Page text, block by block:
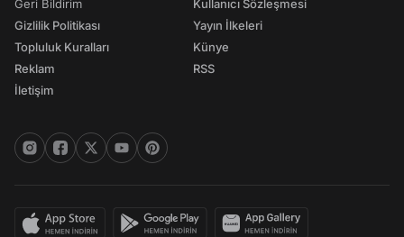
Geri Bildirim
Gizlilik Politikası
Topluluk Kuralları
Reklam
İletişim
Kullanıcı Sözleşmesi
Yayın İlkeleri
Künye
RSS